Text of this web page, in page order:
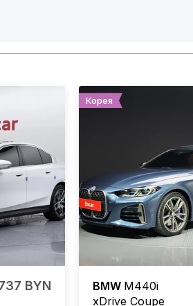
BYN
Корея
BMW M440i
xDrive Coupe